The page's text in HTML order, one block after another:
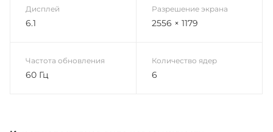
Дисплей
6.1
Разрешение экрана
2556 × 1179
Частота обновления
60 Гц
Количество ядер
6